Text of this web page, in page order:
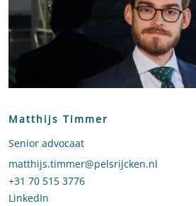
Matthijs Timmer
Senior advocaat
Stuur een e-mail naar Matthijs Timmer
matthijs.timmer@pelsrijcken.nl
Bel naar Matthijs Timmer
+31 70 515 3776
LinkedIn